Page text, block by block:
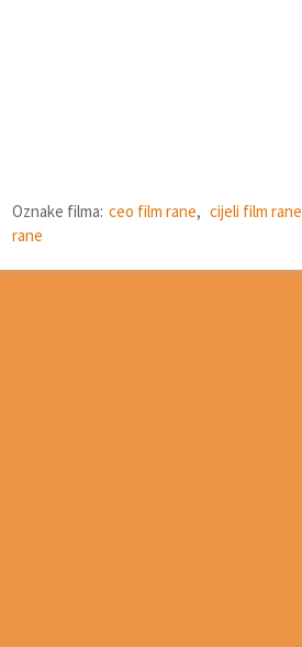
Oznake filma: ceo film rane, cijeli film rane
rane